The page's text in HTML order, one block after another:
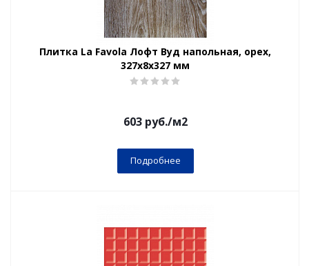
Плитка La Favola Лофт Вуд напольная, орех,
327x8x327 мм
603руб./м2
Подробнее